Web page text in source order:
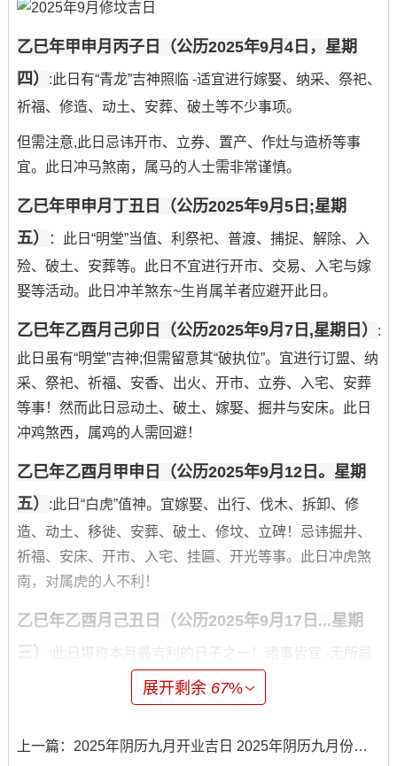
乙巳年甲申月丙子日（公历2025年9月4日，星期
四）
:此日有“青龙”吉神照临 -适宜进行嫁娶、纳采、祭祀、
祈福、修造、动土、安葬、破土等不少事项。
但需注意,此日忌讳开市、立券、置产、作灶与造桥等事
宜。此日冲马煞南，属马的人士需非常谨慎。
乙巳年甲申月丁丑日（公历2025年9月5日;星期
五）
：此日“明堂”当值、利祭祀、普渡、捕捉、解除、入
殓、破土、安葬等。此日不宜进行开市、交易、入宅与嫁
娶等活动。此日冲羊煞东~生肖属羊者应避开此日。
乙巳年乙酉月己卯日（公历2025年9月7日,星期日）
:
此日虽有“明堂”吉神;但需留意其“破执位”。宜进行订盟、纳
采、祭祀、祈福、安香、出火、开市、立券、入宅、安葬
等事！然而此日忌动土、破土、嫁娶、掘井与安床。此日
冲鸡煞西，属鸡的人需回避！
乙巳年乙酉月甲申日（公历2025年9月12日。星期
五）
:此日“白虎”值神。宜嫁娶、出行、伐木、拆卸、修
造、动土、移徙、安葬、破土、修坟、立碑！忌讳掘井、
祈福、安床、开市、入宅、挂匾、开光等事。此日冲虎煞
南，对属虎的人不利！
乙巳年乙酉月己丑日（公历2025年9月17日...星期
三）
:此日堪称本月最吉利的日子之一！诸事皆宜 -无所忌
入宅、移徙、安葬等众多事项。此日冲羊 属羊者需注意。
展开剩余 67%
上一篇： 2025年阴历九月开业吉日 2025年阴历九月份还有多少天